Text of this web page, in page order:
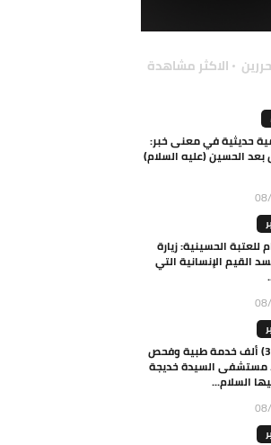
الاكثر مشاهدة
حديثية في معنى خبر:
بعد الحسين (عليه السلام)
للعتبة الحسينية: زيارة
القيم الإنسانية التي
أكثر من (37) ألف خدمة طبية وفحص
السيدة خديجة
السلام...